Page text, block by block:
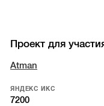
Проект для
Atman
ЯНДЕКС ИКС
7200